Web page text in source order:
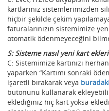
kartlarınız sistemlerimizden
hiçbir şekilde çekim
faturalarınızın sistemimize
otomatik ödenmeyeceğini
S: Sisteme nasıl yeni kart
C: Sistemimize kartınızı
yaparken “Kartımı sonraki
işaretli bırakarak veya buradaki
butonunu kullanarak
eklediğiniz hiç kart yoksa